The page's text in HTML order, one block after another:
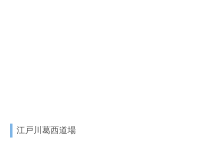
江戸川葛西道場